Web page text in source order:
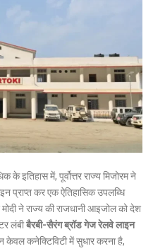
इतिहास में, पूर्वोत्तर राज्य मिजोरम ने
प्राप्त कर एक ऐतिहासिक उपलब्धि
ने राज्य की राजधानी आइजोल को देश
लंबीबैरबी-सैरंग ब्रॉड गेज रेलवे लाइन
केवल कनेक्टिविटी में सुधार करना है,